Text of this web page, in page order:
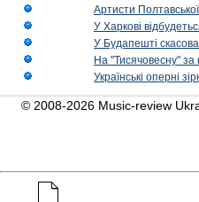
Артисти
У Харкові
У Будапешті
На "Тисячовесну"
Українські оперні
© 2008-2026 Music-review